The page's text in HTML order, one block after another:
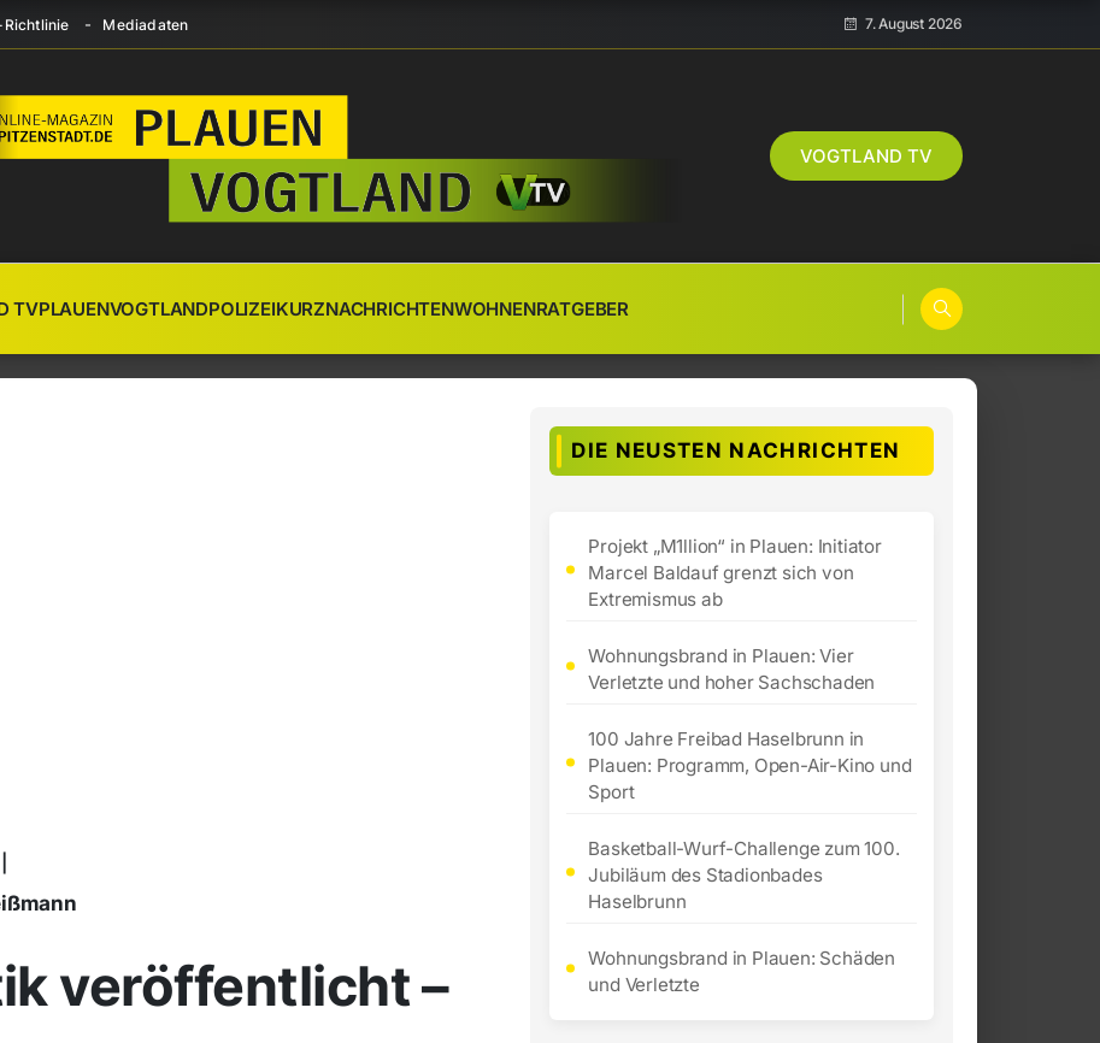
Mediadaten 7. August 2026
VOGTLAND TV
TVPLAUENVOGTLANDPOLIZEIKURZNACHRICHTENWOHNENRATGEBER
veröffentlicht –
DIE NEUSTEN NACHRICHTEN
Projekt „M1llion“ in Plauen: Initiator
Marcel Baldauf grenzt sich von
Extremismus ab
Wohnungsbrand in Plauen: Vier
Verletzte und hoher Sachschaden
100 Jahre Freibad Haselbrunn in
Plauen: Programm, Open-Air-Kino und
Sport
Basketball-Wurf-Challenge zum 100.
Jubiläum des Stadionbades
Haselbrunn
Wohnungsbrand in Plauen: Schäden
und Verletzte